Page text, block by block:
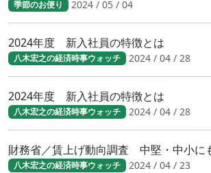
季節のお便り 2024 / 05 / 04
2024年度 新入社員の特徴とは
八木宏之の経済時事ウォッチ 2024 / 04 / 28
2024年度 新入社員の特徴とは
八木宏之の経済時事ウォッチ 2024 / 04 / 28
財務省／賃上げ動向調査 中堅・中小に
八木宏之の経済時事ウォッチ 2024 / 04 / 23